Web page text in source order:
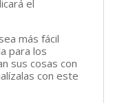
el
más fácil
para los
sus cosas con
con este